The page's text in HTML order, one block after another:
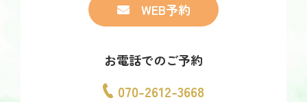
WEB予約
お電話でのご予約
070-2612-3668